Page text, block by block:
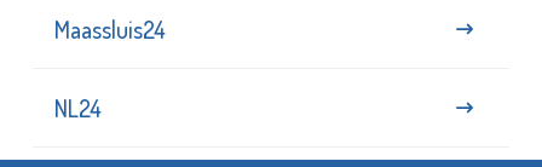
Maassluis24
NL24